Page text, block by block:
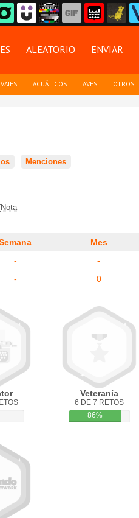
ALEATORIO ENVIAR
ACUÁTICOS AVES OTROS
Menciones
Mes
- -
- 0
Veteranía
6 DE 7 RETOS
86%